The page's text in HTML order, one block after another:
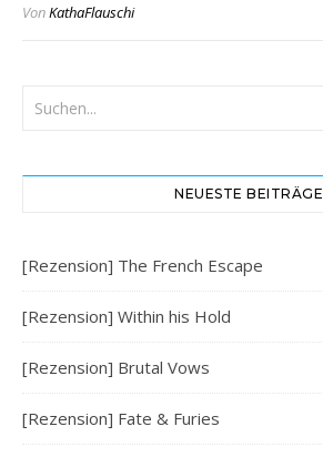
VonKathaFlauschi
NEUESTE BEITRÄGE
[Rezension] The French Escape
[Rezension] Within his Hold
[Rezension] Brutal Vows
[Rezension] Fate & Furies